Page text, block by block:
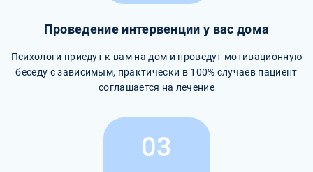
Проведение интервенции у вас дома
Психологи приедут к вам на дом и проведут мотивационную
беседу с зависимым, практически в 100% случаев пациент
соглашается на лечение
03